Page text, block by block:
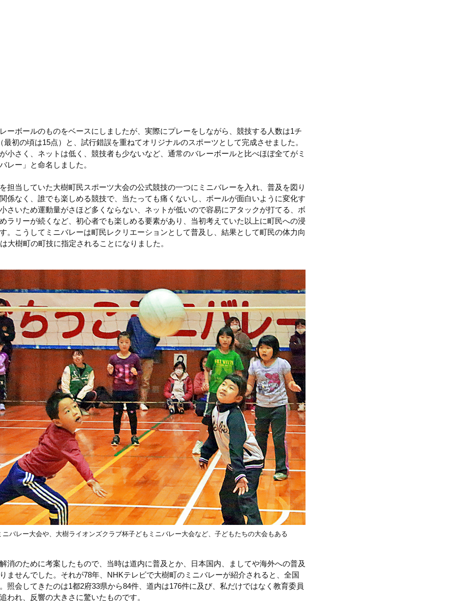
ーボールのものをベースにしましたが、実際にプレーをしながら、競技する人数は1チ
最初の頃は15点）と、試行錯誤を重ねてオリジナルのスポーツとして完成させました。
小さく、ネットは低く、競技者も少ないなど、通常のバレーボールと比べほぼ全てがミ
レー」と命名しました。
担当していた大樹町民スポーツ大会の公式競技の一つにミニバレーを入れ、普及を図り
係なく、誰でも楽しめる競技で、当たっても痛くないし、ボールが面白いように変化す
さいため運動量がさほど多くならない、ネットが低いので容易にアタックが打てる、ボ
ラリーが続くなど、初心者でも楽しめる要素があり、当初考えていた以上に町民への浸
。こうしてミニバレーは町民レクリエーションとして普及し、結果として町民の体力向
大樹町の町技に指定されることになりました。
バレー大会や、大樹ライオンズクラブ杯子どもミニバレー大会など、子どもたちの大会もある
消のために考案したもので、当時は道内に普及とか、日本国内、ましてや海外への普及
ませんでした。それが78年、NHKテレビで大樹町のミニバレーが紹介されると、全国
照会してきたのは1都2府33県から84件、道内は176件に及び、私だけではなく教育委員
われ、反響の大きさに驚いたものです。